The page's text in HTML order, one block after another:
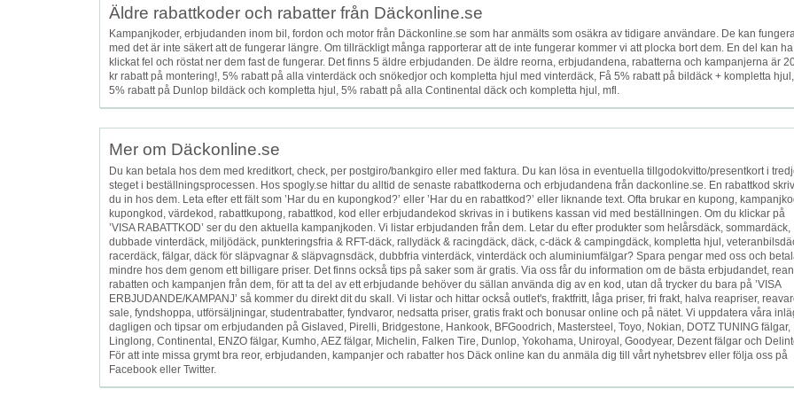
Äldre rabattkoder och rabatter från Däckonline.se
Kampanjkoder, erbjudanden inom bil, fordon och motor från Däckonline.se som har anmälts som osäkra av tidigare användare. De kan
med det är inte säkert att de fungerar längre. Om tillräckligt många rapporterar att de inte fungerar kommer vi att plocka bort dem. En del kan ha
klickat fel och röstat ner dem fast de fungerar. Det finns 5 äldre erbjudanden. De äldre reorna, erbjudandena, rabatterna och kampanjerna är
kr rabatt på montering!, 5% rabatt på alla vinterdäck och snökedjor och kompletta hjul med vinterdäck, Få 5% rabatt på bildäck + kompletta hjul,
5% rabatt på Dunlop bildäck och kompletta hjul, 5% rabatt på alla Continental däck och kompletta hjul, mfl.
Mer om Däckonline.se
Du kan betala hos dem med kreditkort, check, per postgiro/bankgiro eller med faktura. Du kan lösa in eventuella tillgodokvitto/presentkort i
steget i beställningsprocessen. Hos spogly.se hittar du alltid de senaste rabattkoderna och erbjudandena från dackonline.se. En rabattkod
du in hos dem. Leta efter ett fält som ’Har du en kupongkod?’ eller ’Har du en rabattkod?’ eller liknande text. Ofta brukar en kupong,
kupongkod, värdekod, rabattkupong, rabattkod, kod eller erbjudandekod skrivas in i butikens kassan vid med beställningen. Om du klickar på
’VISA RABATTKOD’ ser du den aktuella kampanjkoden. Vi listar erbjudanden från dem. Letar du efter produkter som helårsdäck, sommardäck,
dubbade vinterdäck, miljödäck, punkteringsfria & RFT-däck, rallydäck & racingdäck, däck, c-däck & campingdäck, kompletta hjul,
racerdäck, fälgar, däck för släpvagnar & släpvagnsdäck, dubbfria vinterdäck, vinterdäck och aluminiumfälgar? Spara pengar med oss och
mindre hos dem genom ett billigare priser. Det finns också tips på saker som är gratis. Via oss får du information om de bästa erbjudandet,
rabatten och kampanjen från dem, för att ta del av ett erbjudande behöver du sällan använda dig av en kod, utan då trycker du bara på ’VISA
ERBJUDANDE/KAMPANJ’ så kommer du direkt dit du skall. Vi listar och hittar också outlet's, fraktfritt, låga priser, fri frakt, halva reapriser,
sale, fyndshoppa, utförsäljningar, studentrabatter, fyndvaror, nedsatta priser, gratis frakt och bonusar online och på nätet. Vi uppdatera våra
dagligen och tipsar om erbjudanden på Gislaved, Pirelli, Bridgestone, Hankook, BFGoodrich, Mastersteel, Toyo, Nokian, DOTZ TUNING fälgar,
Linglong, Continental, ENZO fälgar, Kumho, AEZ fälgar, Michelin, Falken Tire, Dunlop, Yokohama, Uniroyal, Goodyear, Dezent fälgar och
För att inte missa grymt bra reor, erbjudanden, kampanjer och rabatter hos Däck online kan du anmäla dig till vårt nyhetsbrev eller följa oss på
Facebook eller Twitter.